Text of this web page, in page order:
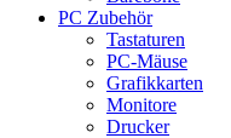
PC Zubehör
Tastaturen
PC-Mäuse
Grafikkarten
Monitore
Drucker